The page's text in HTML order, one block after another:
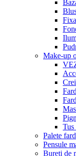
Make-up
Tus
Palete
Pensule
Bureti de